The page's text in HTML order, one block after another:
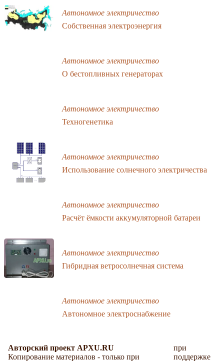
Автономное электричество
Собственная электроэнергия
Автономное электричество
О бестопливных генераторах
Автономное электричество
Техногенетика
Автономное электричество
Использование солнечного электричества
Автономное электричество
Расчёт ёмкости аккумуляторной батареи
Автономное электричество
Гибридная ветросолнечная система
Автономное электричество
Автономное электроснабжение
Авторский проект APXU.RU
Копирование материалов - только при
при
поддержке